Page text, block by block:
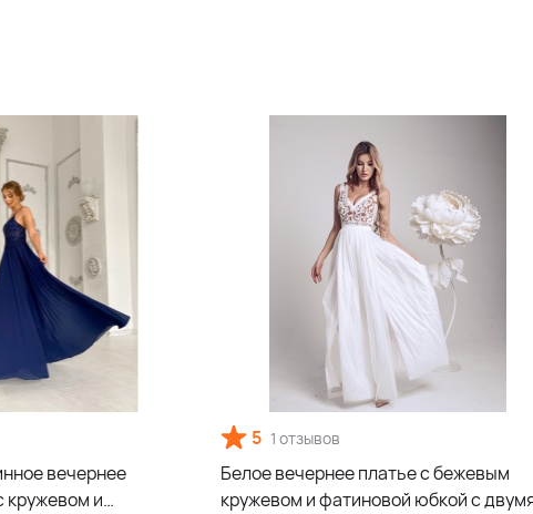
вечернее
кружевом и
5 1 отзывов
Белое вечернее платье с бежевым
кружевом и фатиновой юбкой с